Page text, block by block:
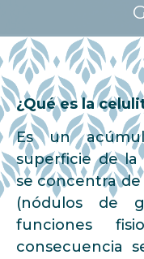
¿Qué es la
Es un
superficie de la
se concentra
(nódulos de
funciones
consecuencia